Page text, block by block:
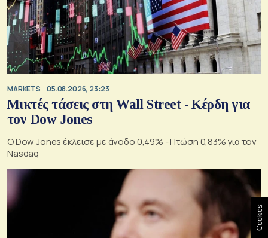
MARKETS 05.08.2026, 23:23
Μικτές τάσεις στη Wall Street - Κέρδη για
τον Dow Jones
Ο Dow Jones έκλεισε με άνοδο 0,49% - Πτώση 0,83% για τον
Nasdaq
Cookies